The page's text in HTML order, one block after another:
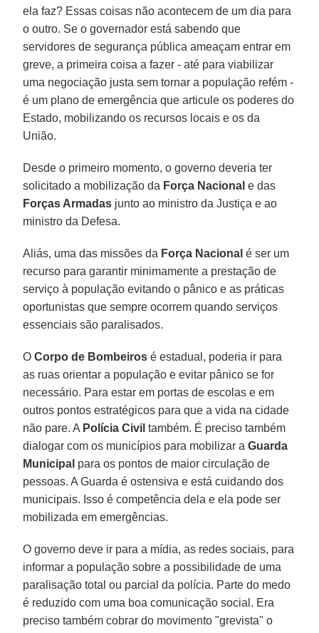
ela faz? Essas coisas não acontecem de um dia para
o outro. Se o governador está sabendo que
servidores de segurança pública ameaçam entrar em
greve, a primeira coisa a fazer - até para viabilizar
uma negociação justa sem tornar a população refém -
é um plano de emergência que articule os poderes do
Estado, mobilizando os recursos locais e os da
União.
Desde o primeiro momento, o governo deveria ter
solicitado a mobilização da Força Nacional e das
Forças Armadas junto ao ministro da Justiça e ao
ministro da Defesa.
Aliás, uma das missões da Força Nacional é ser um
recurso para garantir minimamente a prestação de
serviço à população evitando o pânico e as práticas
oportunistas que sempre ocorrem quando serviços
essenciais são paralisados.
OCorpo de Bombeiros é estadual, poderia ir para
as ruas orientar a população e evitar pânico se for
necessário. Para estar em portas de escolas e em
outros pontos estratégicos para que a vida na cidade
não pare. A Polícia Civil também. É preciso também
dialogar com os municípios para mobilizar aGuarda
Municipal para os pontos de maior circulação de
pessoas. A Guarda é ostensiva e está cuidando dos
municipais. Isso é competência dela e ela pode ser
mobilizada em emergências.
O governo deve ir para a mídia, as redes sociais, para
informar a população sobre a possibilidade de uma
paralisação total ou parcial da polícia. Parte do medo
é reduzido com uma boa comunicação social. Era
preciso também cobrar do movimento "grevista" o